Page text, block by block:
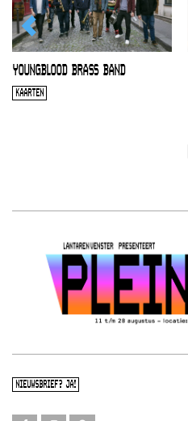
YOUNGBLOOD BRASS BAND
KAARTEN
NIEUWSBRIEF? JA!